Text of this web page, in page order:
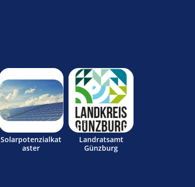
Solarpotenzialkat
aster
Landratsamt
Günzburg